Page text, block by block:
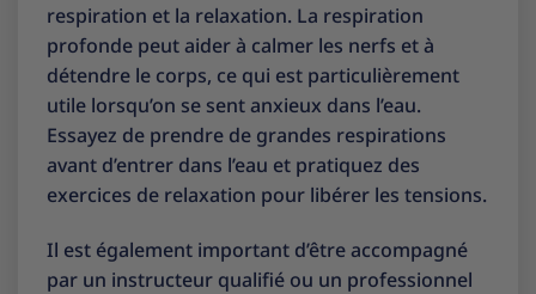
respiration et la relaxation. La respiration
profonde peut aider à calmer les nerfs et à
détendre le corps, ce qui est particulièrement
utile lorsqu’on se sent anxieux dans l’eau.
Essayez de prendre de grandes respirations
avant d’entrer dans l’eau et pratiquez des
exercices de relaxation pour libérer les tensions.
Il est également important d’être accompagné
par un instructeur qualifié ou un professionnel